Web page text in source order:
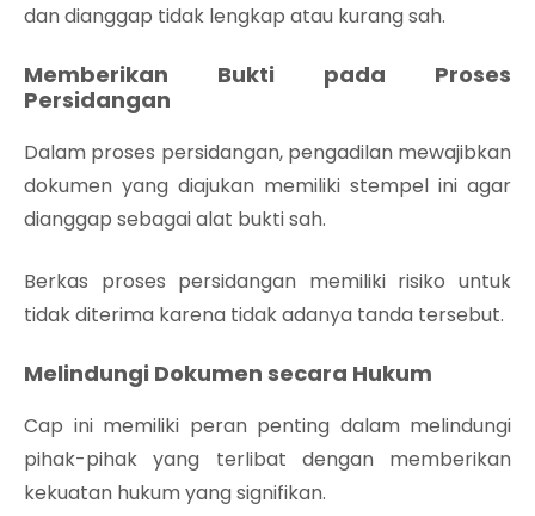
dan dianggap tidak lengkap atau kurang sah.
Memberikan Bukti pada Proses
Persidangan
Dalam proses persidangan, pengadilan mewajibkan
dokumen yang diajukan memiliki stempel ini agar
dianggap sebagai alat bukti sah.
Berkas proses persidangan memiliki risiko untuk
tidak diterima karena tidak adanya tanda tersebut.
Melindungi Dokumen secara Hukum
Cap ini memiliki peran penting dalam melindungi
pihak-pihak yang terlibat dengan memberikan
kekuatan hukum yang signifikan.